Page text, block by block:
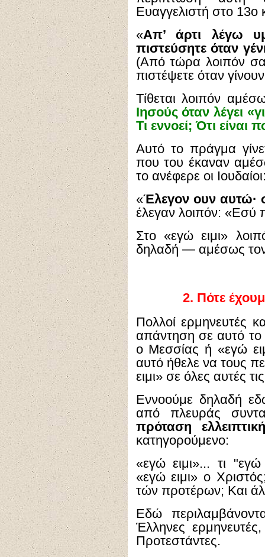
Ευαγγελιστή στο 13ο
«Απ’ άρτι λέγω
πιστεύσητε όταν
(Από τώρα λοιπόν
πιστέψετε όταν
Τίθεται λοιπόν
Ιησούς όταν λέγει
Τι εννοεί; Ότι είναι
Αυτό το πράγμα
που του έκαναν
το ανέφερε οι
«Έλεγον ουν αυτώ·
έλεγαν λοιπόν: «Εσύ
Στο «εγώ ειμι»
δηλαδή — αμέσως
2. Πότε
Πολλοί ερμηνευτές
απάντηση σε αυτό το
ο Μεσσίας ή «εγώ
αυτό ήθελε να τους
ειμι» σε όλες αυτές
Εννοούμε δηλαδή
από πλευράς
πρόταση
κατηγορούμενο:
«εγώ ειμι»... τι
«εγώ ειμι» ο
τών προτέρων; Και
Εδώ
Έλληνες
Προτεστάντες.